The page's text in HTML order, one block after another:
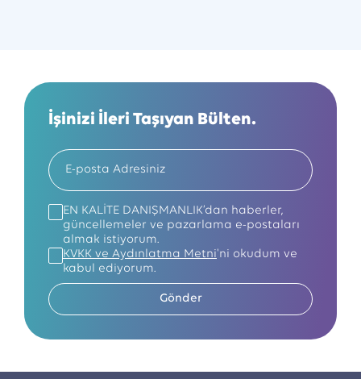
İşinizi İleri Taşıyan Bülten.
EN KALİTE DANIŞMANLIK’dan haberler,
güncellemeler ve pazarlama e-postaları
almak istiyorum.
KVKK ve Aydınlatma Metni'ni okudum ve
kabul ediyorum.
Gönder